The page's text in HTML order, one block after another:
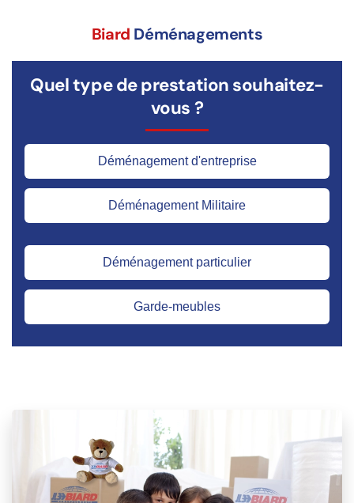
Biard Déménagements
Quel type de prestation souhaitez-
vous ?
Déménagement d'entreprise
Déménagement Militaire
Déménagement particulier
Garde-meubles